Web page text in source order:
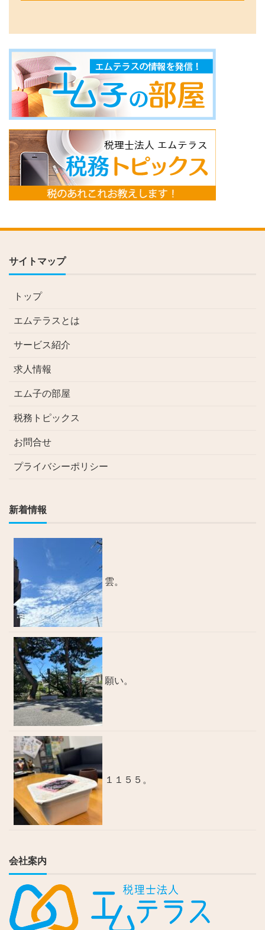
サイトマップ
トップ
エムテラスとは
サービス紹介
求人情報
エム子の部屋
税務トピックス
お問合せ
プライバシーポリシー
新着情報
雲。
願い。
１１５５。
会社案内